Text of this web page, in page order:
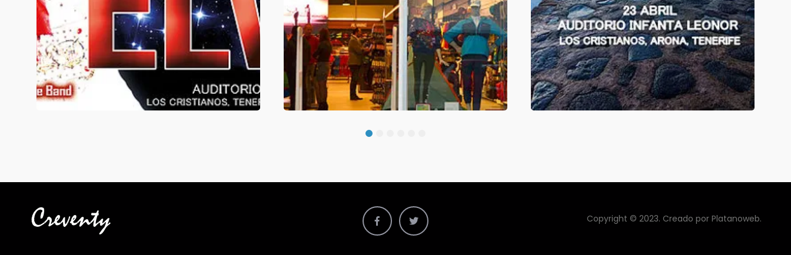
4
Copyright © 2023. Creado por Platanoweb.